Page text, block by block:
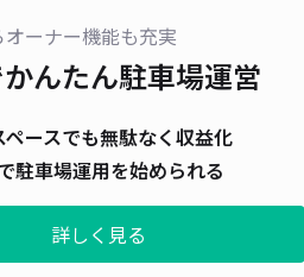
ーナー機能も充実
んたん駐車場運営
ペースでも無駄なく収益化
駐車場運用を始められる
詳しく見る